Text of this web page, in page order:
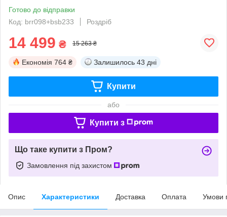
Готово до відправки
Код: brr098+bsb233
Роздріб
14 499 ₴ 15 263 ₴
Економія 764 ₴ Залишилось 43 дні
Купити
або
Купити з
Що таке купити з Пром?
Замовлення під захистом
Опис Характеристики Доставка Оплата Умови